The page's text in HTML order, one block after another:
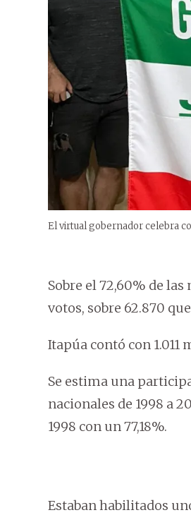
El virtual gobernador celebra
Sobre el 72,60% de
votos, sobre 62.870
Itapúa contó con 1.011
Se estima una
nacionales de 1998 a
1998 con un 77,18%.
Estaban habilitados